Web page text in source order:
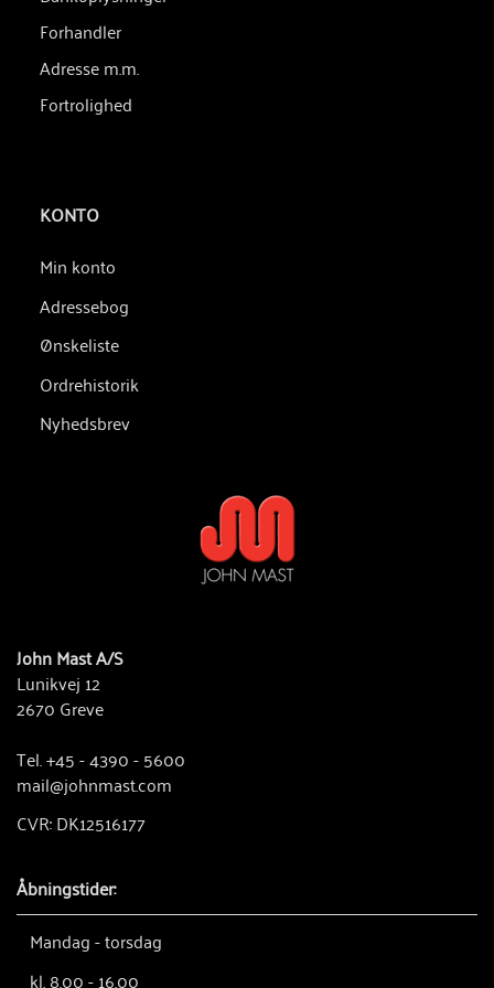
Forhandler
Adresse m.m.
Fortrolighed
KONTO
Min konto
Adressebog
Ønskeliste
Ordrehistorik
Nyhedsbrev
John Mast A/S
Lunikvej 12
2670 Greve
Tel. +45 - 4390 - 5600
mail@johnmast.com
CVR: DK12516177
Åbningstider:
Mandag - torsdag
kl. 8.00 - 16.00